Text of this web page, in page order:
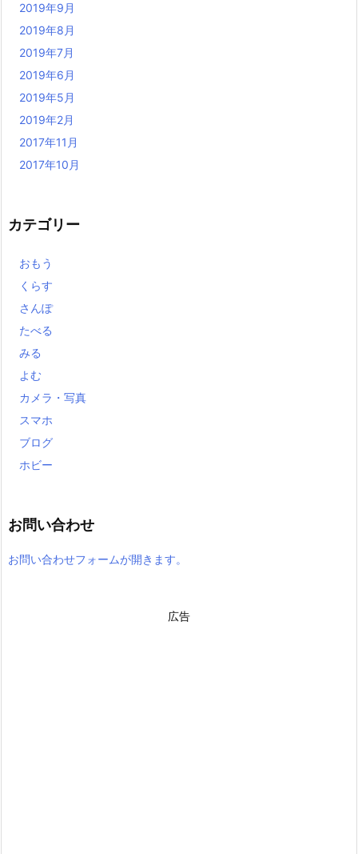
2019年9月
2019年8月
2019年7月
2019年6月
2019年5月
2019年2月
2017年11月
2017年10月
カテゴリー
おもう
くらす
さんぽ
たべる
みる
よむ
カメラ・写真
スマホ
ブログ
ホビー
お問い合わせ
お問い合わせフォームが開きます。
広告